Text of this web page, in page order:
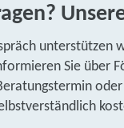
unterstützen
Sie über